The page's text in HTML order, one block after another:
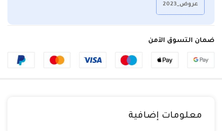
عروض_2023
ضمان التسوق الآمن
معلومات إضافية